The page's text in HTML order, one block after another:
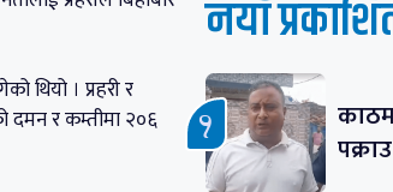
थियो । प्रहरी र
दमन र कम्तीमा २०६
नयाँ